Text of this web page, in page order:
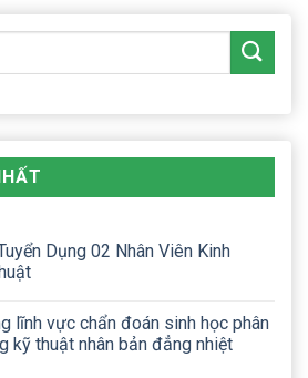
Dụng 02 Nhân Viên Kinh
lĩnh vực chẩn đoán sinh học phân
kỹ thuật nhân bản đẳng nhiệt